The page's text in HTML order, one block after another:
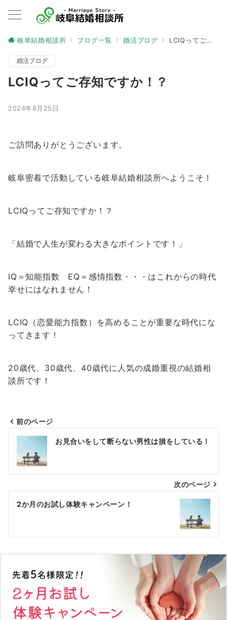
岐阜結婚相談所 ブログ一覧 婚活ブログ LCIQってご存知ですか！？
婚活ブログ
LCIQってご存知ですか！？
2024年8月25日
ご訪問ありがとうございます。
岐阜密着で活動している岐阜結婚相談所へようこそ！
LCIQってご存知ですか！？
「結婚で人生が変わる大きなポイントです！」
IQ＝知能指数 EQ＝感情指数・・・はこれからの時代
幸せにはなれません！
LCIQ（恋愛能力指数）を高めることが重要な時代にな
ってきます！
20歳代、30歳代、40歳代に人気の成婚重視の結婚相
談所です！
投
稿
ナ
ビ
ゲ
シ
ョ
ン
前のページ
お見合いをして断らない男性は損をしている！
次のページ
2か月のお試し体験キャンペーン！